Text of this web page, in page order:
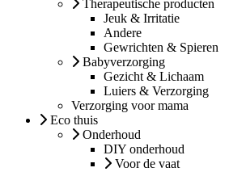
Therapeutische producten
Jeuk & Irritatie
Andere
Gewrichten & Spieren
Babyverzorging
Gezicht & Lichaam
Luiers & Verzorging
Verzorging voor mama
Eco thuis
Onderhoud
DIY onderhoud
Voor de vaat